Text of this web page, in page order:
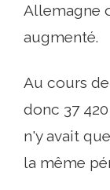
Allemagne
augmenté.
Au cours
donc 37
n'y avait
la même